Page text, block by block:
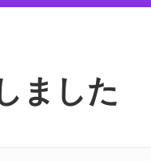
ました